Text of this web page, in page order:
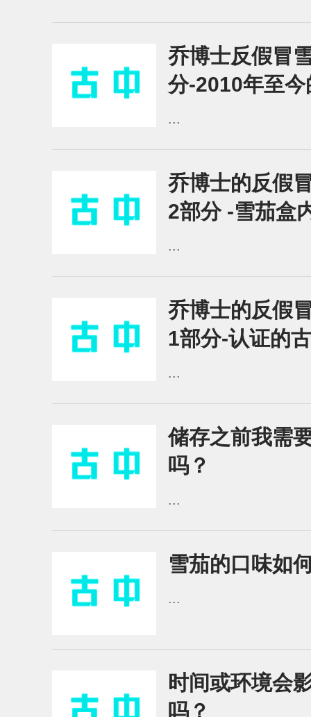
乔博士反假冒
分-2010年至今
...
乔博士的反假
2部分 -雪茄盒
...
乔博士的反假
1部分-认证的
...
储存之前我需
吗？
...
雪茄的口味如
...
时间或环境会
吗？